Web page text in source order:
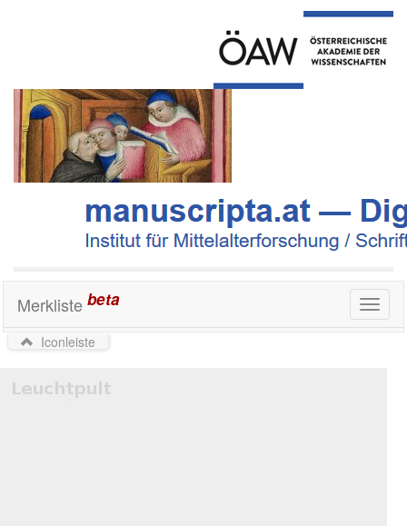
Toggle
Merkliste beta
Iconleiste